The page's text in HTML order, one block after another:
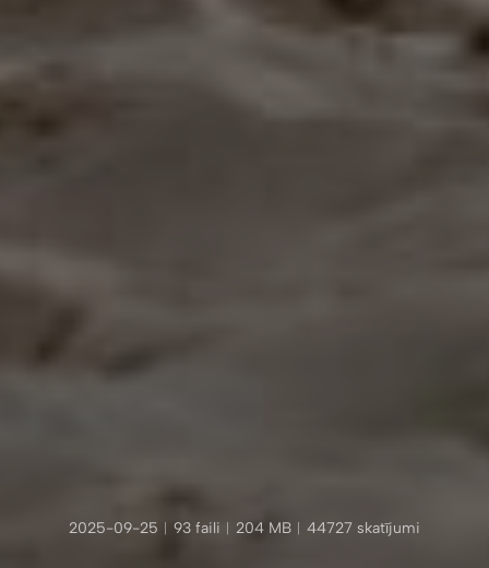
2025-09-25 ︱ 93 faili ︱ 204 MB ︱ 44727 skatījumi